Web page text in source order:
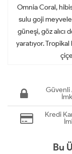
Omnia Coral,
sulu goji
güneşi, göz alıcı
yaratıyor. Tropikal
Güvenli
Kredi
Bu